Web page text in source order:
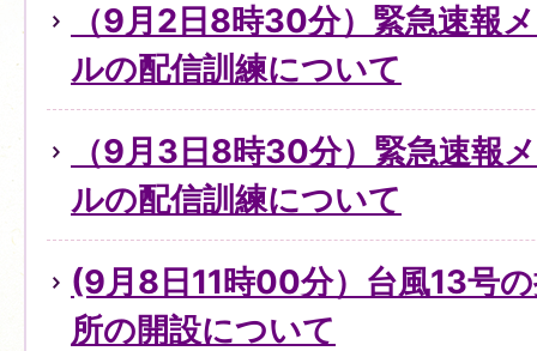
（9月2日8時30分）緊急速報
ルの配信訓練について
（9月3日8時30分）緊急速報
ルの配信訓練について
(9月8日11時00分）台風13号
所の開設について